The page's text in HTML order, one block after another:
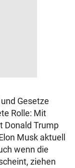
Gesetze
Rolle: Mit
Donald Trump
Musk aktuell
wenn die
ziehen